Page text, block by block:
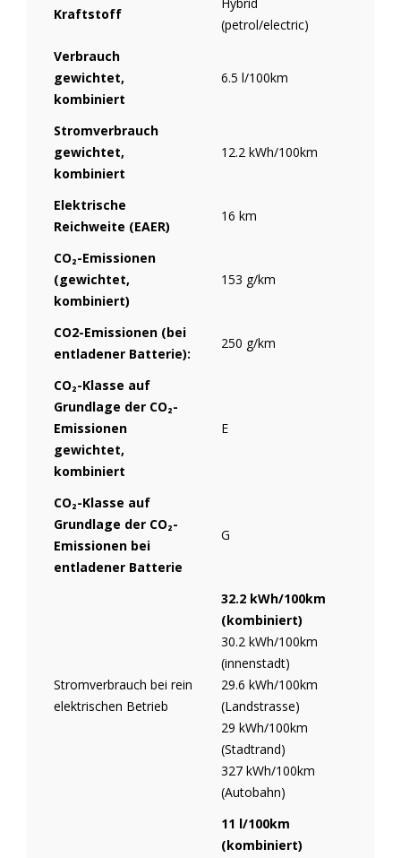
Kraftstoff
(petrol/electric)
Verbrauch
gewichtet,
kombiniert
6.5 l/100km
Stromverbrauch
gewichtet,
kombiniert
12.2 kWh/100km
Elektrische
Reichweite (EAER)
16 km
CO₂-Emissionen
(gewichtet,
kombiniert)
153 g/km
CO2-Emissionen (bei
entladener Batterie):
250 g/km
CO₂-Klasse auf
Grundlage der CO₂-
Emissionen
gewichtet,
kombiniert
E
CO₂-Klasse auf
Grundlage der CO₂-
Emissionen bei
entladener Batterie
G
Stromverbrauch bei rein
elektrischen Betrieb
32.2 kWh/100km
(kombiniert)
30.2 kWh/100km
(innenstadt)
29.6 kWh/100km
(Landstrasse)
29 kWh/100km
(Stadtrand)
327 kWh/100km
(Autobahn)
11 l/100km
(kombiniert)